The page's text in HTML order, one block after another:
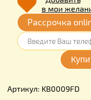
в мои
Рассрочка
Артикул: KB0009FD